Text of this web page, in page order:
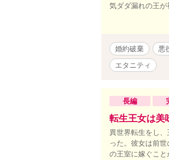
気ダダ漏れの王が
婚約破棄 悪
エタニティ
長編
転生王女は美
異世界転生をし
った。彼女は前
の王室に嫁ぐこ